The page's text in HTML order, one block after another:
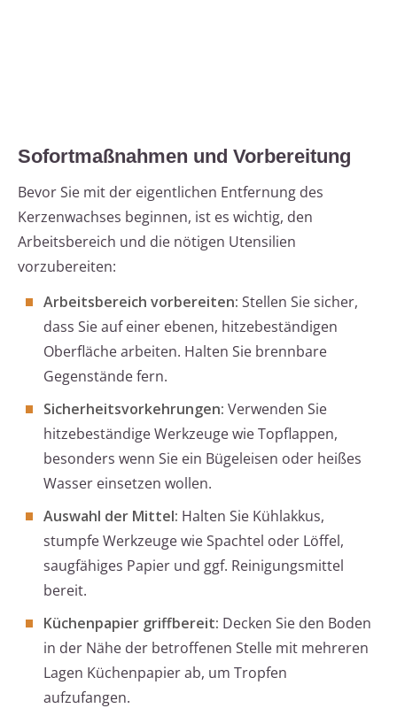
Sofortmaßnahmen und Vorbereitung
Bevor Sie mit der eigentlichen Entfernung des
Kerzenwachses beginnen, ist es wichtig, den
Arbeitsbereich und die nötigen Utensilien
vorzubereiten:
Arbeitsbereich vorbereiten: Stellen Sie sicher,
dass Sie auf einer ebenen, hitzebeständigen
Oberfläche arbeiten. Halten Sie brennbare
Gegenstände fern.
Sicherheitsvorkehrungen: Verwenden Sie
hitzebeständige Werkzeuge wie Topflappen,
besonders wenn Sie ein Bügeleisen oder heißes
Wasser einsetzen wollen.
Auswahl der Mittel: Halten Sie Kühlakkus,
stumpfe Werkzeuge wie Spachtel oder Löffel,
saugfähiges Papier und ggf. Reinigungsmittel
bereit.
Küchenpapier griffbereit: Decken Sie den Boden
in der Nähe der betroffenen Stelle mit mehreren
Lagen Küchenpapier ab, um Tropfen
aufzufangen.